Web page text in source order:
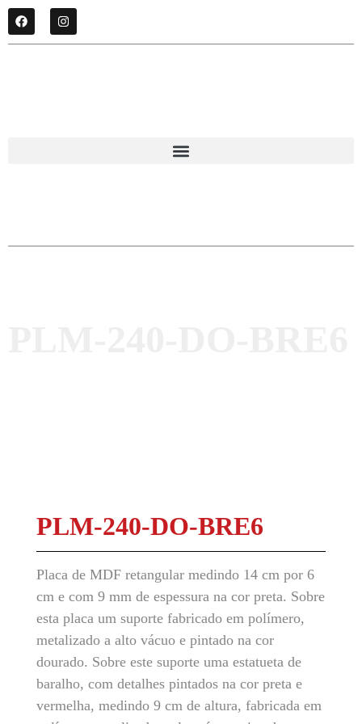
PLM-240-DO-BRE6
Placa de MDF retangular medindo 14 cm por 6
cm e com 9 mm de espessura na cor preta. Sobre
esta placa um suporte fabricado em polímero,
metalizado a alto vácuo e pintado na cor
dourado. Sobre este suporte uma estatueta de
baralho, com detalhes pintados na cor preta e
vermelha, medindo 9 cm de altura, fabricada em